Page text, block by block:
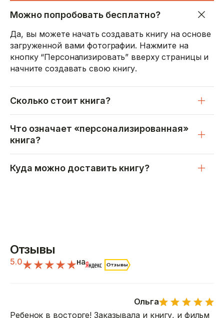
Можно попробовать бесплатно?
Да, вы можете начать создавать книгу на основе
загруженной вами фотографии. Нажмите на
кнопку “Персонализировать” вверху страницы и
начните создавать свою книгу.
Сколько стоит книга?
Что означает «персонализированная»
книга?
Куда можно доставить книгу?
Отзывы
5.0 на
Ольга
Ребенок в восторге! Заказывала и книгу, и фильм